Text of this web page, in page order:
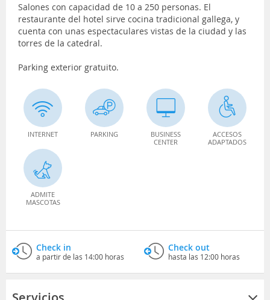
Salones con capacidad de 10 a 250 personas. El
restaurante del hotel sirve cocina tradicional gallega, y
cuenta con unas espectaculares vistas de la ciudad y las
torres de la catedral.
Parking exterior gratuito.
INTERNET PARKING
BUSINESS
CENTER
ACCESOS
ADAPTADOS
ADMITE
MASCOTAS
Check in
a partir de las 14:00 horas
Check out
hasta las 12:00 horas